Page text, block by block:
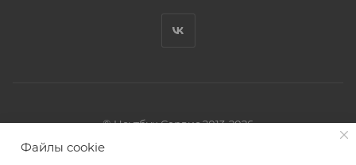
© Ноутбук Сервис 2013-2026
Интернет-магазин запчастей и аксессуаров
Файлы cookie